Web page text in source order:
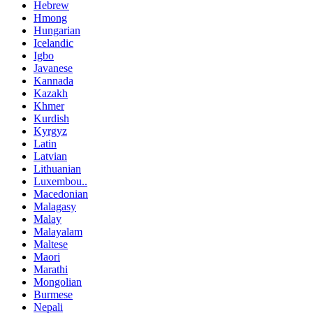
Hebrew
Hmong
Hungarian
Icelandic
Igbo
Javanese
Kannada
Kazakh
Khmer
Kurdish
Kyrgyz
Latin
Latvian
Lithuanian
Luxembou..
Macedonian
Malagasy
Malay
Malayalam
Maltese
Maori
Marathi
Mongolian
Burmese
Nepali